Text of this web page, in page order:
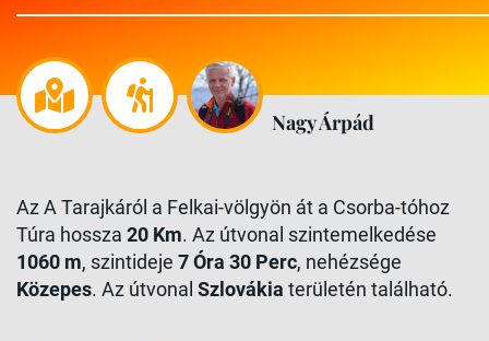
Nagy Árpád
Az A Tarajkáról a Felkai-völgyön át a Csorba-tóhoz
Túra hossza 20 Km. Az útvonal szintemelkedése
1060 m, szintideje 7 Óra 30 Perc, nehézsége
Közepes. Az útvonal Szlovákia területén található.